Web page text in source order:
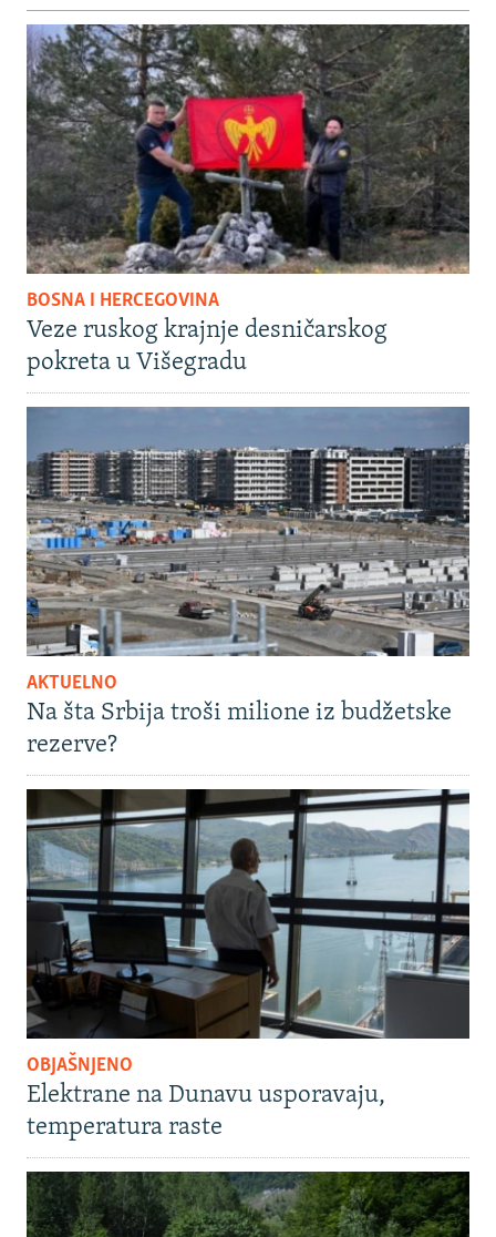
BOSNA I HERCEGOVINA
Veze ruskog krajnje desničarskog
pokreta u Višegradu
AKTUELNO
Na šta Srbija troši milione iz budžetske
rezerve?
OBJAŠNJENO
Elektrane na Dunavu usporavaju,
temperatura raste